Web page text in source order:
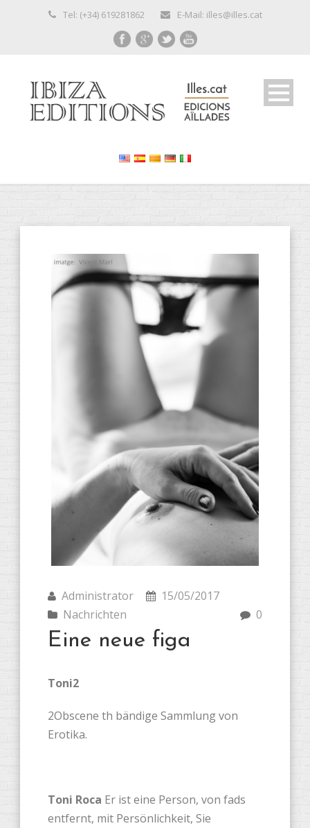
Tel: (+34) 619281862 E-Mail: illes@illes.cat
Administrator
15/05/2017
Nachrichten
0
Eine neue figa
Toni2
2Obscene th bändige Sammlung von
Erotika.
Toni Roca Er ist eine Person, von fads
entfernt, mit Persönlichkeit, Sie